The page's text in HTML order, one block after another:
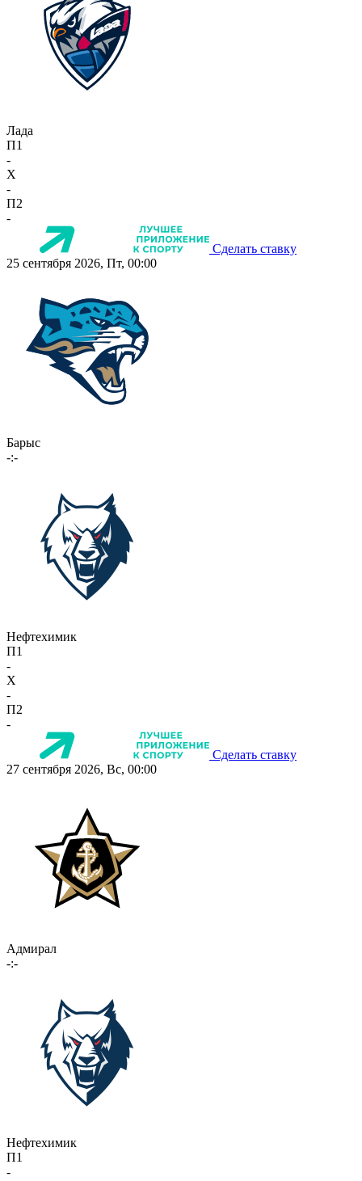
Лада
П1
-
X
-
П2
-
Сделать ставку
25 сентября 2026, Пт, 00:00
Барыс
-:-
Нефтехимик
П1
-
X
-
П2
-
Сделать ставку
27 сентября 2026, Вс, 00:00
Адмирал
-:-
Нефтехимик
П1
-